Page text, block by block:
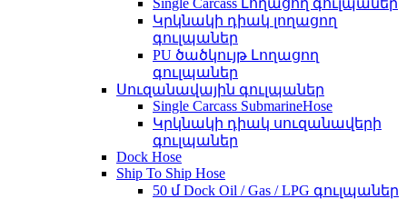
Single Carcass Լողացող գուլպաներ
Կրկնակի դիակ լողացող
գուլպաներ
PU ծածկույթ Լողացող
գուլպաներ
Սուզանավային գուլպաներ
Single Carcass SubmarineHose
Կրկնակի դիակ սուզանավերի
գուլպաներ
Dock Hose
Ship To Ship Hose
50 մ Dock Oil / Gas / LPG գուլպաներ